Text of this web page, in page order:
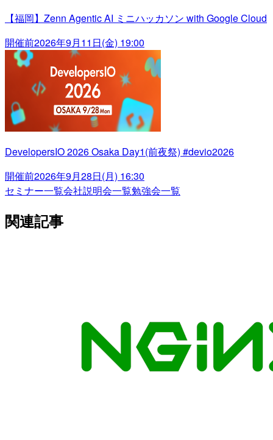
【福岡】Zenn Agentic AI ミニハッカソン with Google Cloud
開催前2026年9月11日(金) 19:00
DevelopersIO 2026 Osaka Day1(前夜祭) #devio2026
開催前2026年9月28日(月) 16:30
セミナー一覧会社説明会一覧勉強会一覧
関連記事